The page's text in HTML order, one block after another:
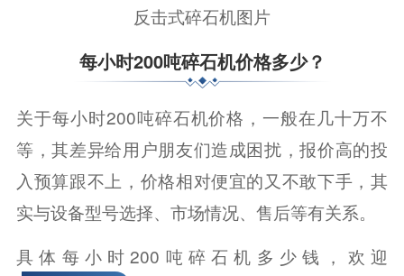
反击式碎石机图片
每小时200吨碎石机价格多少？
关于每小时200吨碎石机价格，一般在几十万不
等，其差异给用户朋友们造成困扰，报价高的投
入预算跟不上，价格相对便宜的又不敢下手，其
实与设备型号选择、市场情况、售后等有关系。
具体每小时200吨碎石机多少钱，欢迎